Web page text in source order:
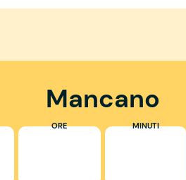
Mancano
ORE MINUTI